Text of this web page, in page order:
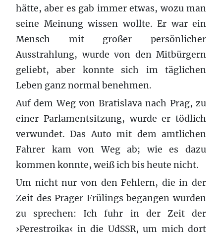
hätte, aber es gab immer etwas, wozu man
seine Meinung wissen wollte. Er war ein
Mensch mit großer persönlicher
Ausstrahlung, wurde von den Mitbürgern
geliebt, aber konnte sich im täglichen
Leben ganz normal benehmen.
Auf dem Weg von Bratislava nach Prag, zu
einer Parlamentsitzung, wurde er tödlich
verwundet. Das Auto mit dem amtlichen
Fahrer kam von Weg ab; wie es dazu
kommen konnte, weiß ich bis heute nicht.
Um nicht nur von den Fehlern, die in der
Zeit des Prager Frülings begangen wurden
zu sprechen: Ich fuhr in der Zeit der
›Perestroika‹ in die UdSSR, um mich dort